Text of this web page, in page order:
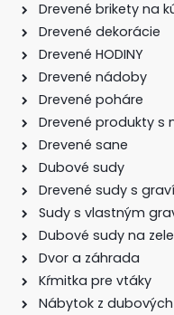
Drevené brikety na
Drevené dekorácie
Drevené HODINY
Drevené nádoby
Drevené poháre
Drevené produkty s
Drevené sane
Dubové sudy
Drevené sudy s
Sudy s vlastným
Dubové sudy na
Dvor a záhrada
Kŕmitka pre vtáky
Nábytok z